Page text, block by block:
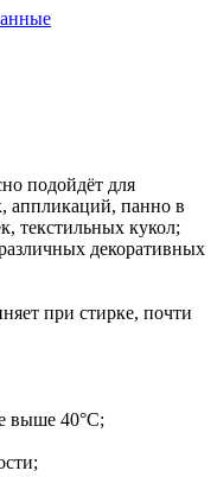
подойдёт для
аппликаций, панно в
текстильных кукол;
декоративных
при стирке, почти
выше 40°С;